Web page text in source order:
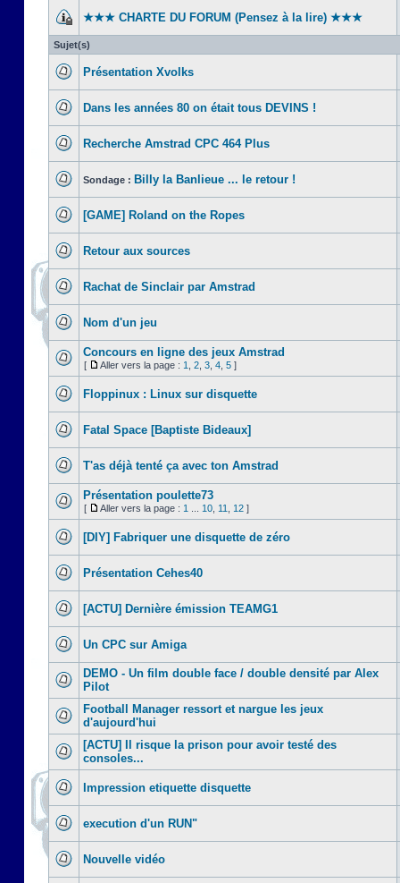
★★★ CHARTE DU FORUM (Pensez à la lire) ★★★
Sujet(s)
Présentation Xvolks
Dans les années 80 on était tous DEVINS !
Recherche Amstrad CPC 464 Plus
Sondage : Billy la Banlieue ... le retour !
[GAME] Roland on the Ropes
Retour aux sources
Rachat de Sinclair par Amstrad
Nom d'un jeu
Concours en ligne des jeux Amstrad
[ Aller vers la page : 1 2 3 4 5 ]
Floppinux : Linux sur disquette
Fatal Space [Baptiste Bideaux]
T'as déjà tenté ça avec ton Amstrad
Présentation poulette73
[ Aller vers la page : 1 10 11 12 ]
[DIY] Fabriquer une disquette de zéro
Présentation Cehes40
[ACTU] Dernière émission TEAMG1
Un CPC sur Amiga
DEMO - Un film double face / double densité par Alex
Pilot
Football Manager ressort et nargue les jeux
d'aujourd'hui
[ACTU] Il risque la prison pour avoir testé des
consoles...
Impression etiquette disquette
execution d'un RUN"
Nouvelle vidéo